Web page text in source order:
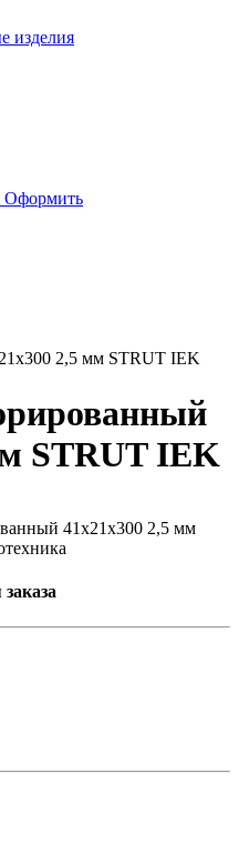
изделия
Оформить
2,5 мм STRUT IEK
STRUT IEK